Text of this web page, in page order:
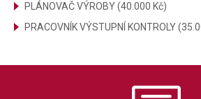
PLÁNOVAČ VÝROBY (40.000 Kč)
PRACOVNÍK VÝSTUPNÍ KONTROLY